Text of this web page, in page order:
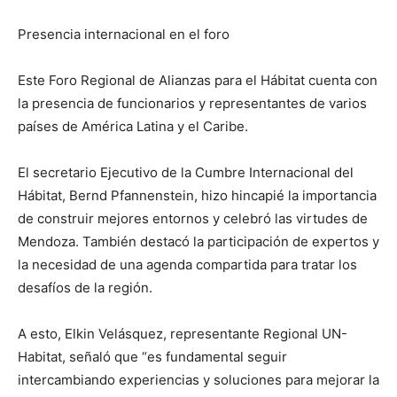
Presencia internacional en el foro
Este Foro Regional de Alianzas para el Hábitat cuenta con
la presencia de funcionarios y representantes de varios
países de América Latina y el Caribe.
El secretario Ejecutivo de la Cumbre Internacional del
Hábitat, Bernd Pfannenstein, hizo hincapié la importancia
de construir mejores entornos y celebró las virtudes de
Mendoza. También destacó la participación de expertos y
la necesidad de una agenda compartida para tratar los
desafíos de la región.
A esto, Elkin Velásquez, representante Regional UN-
Habitat, señaló que “es fundamental seguir
intercambiando experiencias y soluciones para mejorar la